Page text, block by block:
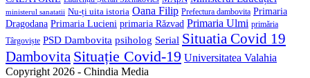
ministerul sanatatii Nu-ți uita istoria Oana Filip Prefectura dambovita Primaria
Dragodana Primaria Lucieni primaria Răzvad Primaria Ulmi primăria
Târgoviște PSD Dambovita psiholog Serial Situatia Covid 19
Dambovita Situație Covid-19 Universitatea Valahia
Copyright 2026 - Chindia Media